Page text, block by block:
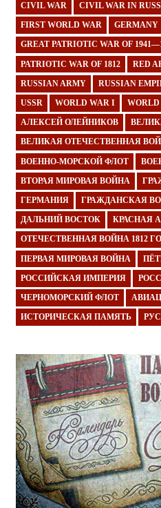
CIVIL WAR CIVIL WAR IN
FIRST WORLD WAR GERMANY
GREAT PATRIOTIC WAR OF
PATRIOTIC WAR OF 1812 RED
RUSSIAN ARMY RUSSIAN
USSR WORLD WAR I
АЛЕКСЕЙ ОЛЕЙНИКОВ
ВЕЛИКАЯ ОТЕЧЕСТВЕННАЯ
ВОЕННО-МОРСКОЙ ФЛОТ
ВТОРАЯ МИРОВАЯ ВОЙНА
ГЕРМАНИЯ ГРАЖДАНСКАЯ
ДАЛЬНИЙ ВОСТОК КРАСНАЯ
ОТЕЧЕСТВЕННАЯ ВОЙНА 1812
ПЕРВАЯ МИРОВАЯ ВОЙНА
РОССИЙСКАЯ ИМПЕРИЯ
ЧЕРНОМОРСКИЙ ФЛОТ
ИСТОРИЧЕСКАЯ ПАМЯТЬ